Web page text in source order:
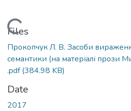
Files
Прокопчук Л. В. Засоби
семантики (на матеріалі прози
.pdf(384.98 KB)
Date
2017